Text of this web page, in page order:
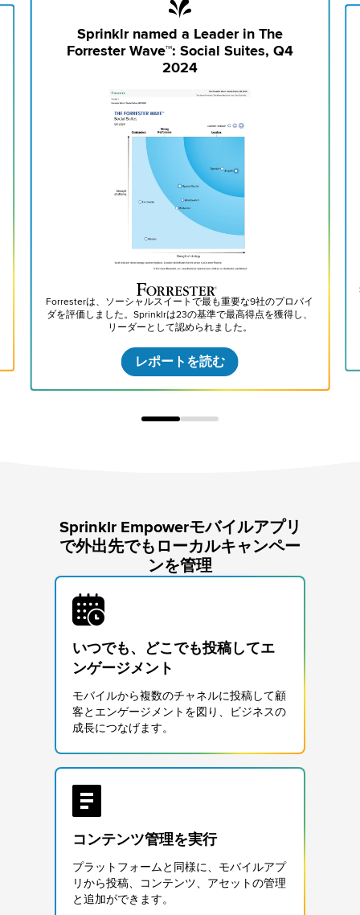
Sprinklr named a Leader in The
Forrester Wave™: Social Suites, Q4
2024
Forresterは、ソーシャルスイートで最も重要な9社のプロバイ
ダを評価しました。Sprinklrは23の基準で最高得点を獲得し、
リーダーとして認められました。
レポートを読む
Sprinklr Empowerモバイルアプリ
で外出先でもローカルキャンペー
ンを管理
いつでも、どこでも投稿してエ
ンゲージメント
モバイルから複数のチャネルに投稿して顧
客とエンゲージメントを図り、ビジネスの
成長につなげます。
コンテンツ管理を実行
プラットフォームと同様に、モバイルアプ
リから投稿、コンテンツ、アセットの管理
と追加ができます。